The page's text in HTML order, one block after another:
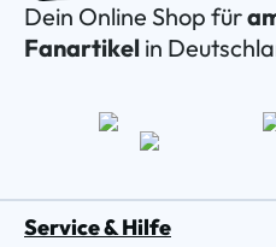
Dein Online Shop für
Fanartikel in
Service & Hilfe